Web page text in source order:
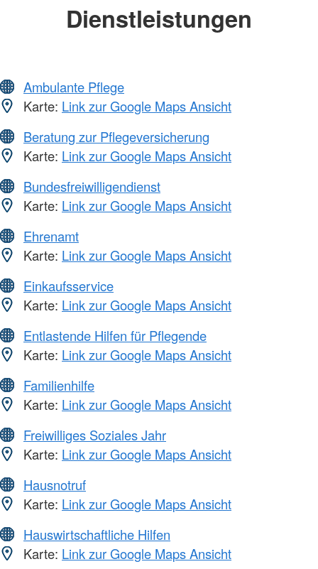
Dienstleistungen
Ambulante Pflege
Karte: Link zur Google Maps Ansicht
Beratung zur Pflegeversicherung
Karte: Link zur Google Maps Ansicht
Bundesfreiwilligendienst
Karte: Link zur Google Maps Ansicht
Ehrenamt
Karte: Link zur Google Maps Ansicht
Einkaufsservice
Karte: Link zur Google Maps Ansicht
Entlastende Hilfen für Pflegende
Karte: Link zur Google Maps Ansicht
Familienhilfe
Karte: Link zur Google Maps Ansicht
Freiwilliges Soziales Jahr
Karte: Link zur Google Maps Ansicht
Hausnotruf
Karte: Link zur Google Maps Ansicht
Hauswirtschaftliche Hilfen
Karte: Link zur Google Maps Ansicht